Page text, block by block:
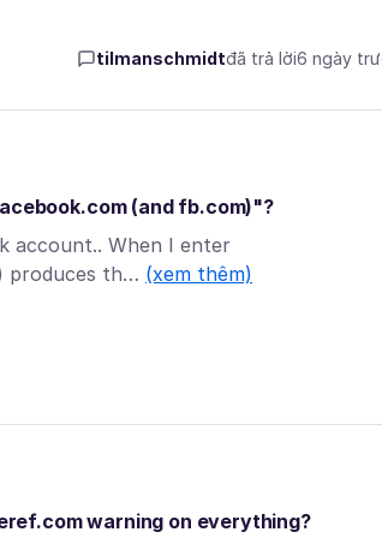
tilmanschmidtđã trả lời6 ngày
(and fb.com)"?
account.. When I enter
produces th… (xem thêm)
warning on everything?